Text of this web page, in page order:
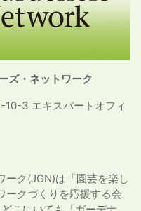
ズ・ネットワーク
3 エキスパートオフィ
ーク(JGN)は「園芸を楽し
ークづくりを応援する会